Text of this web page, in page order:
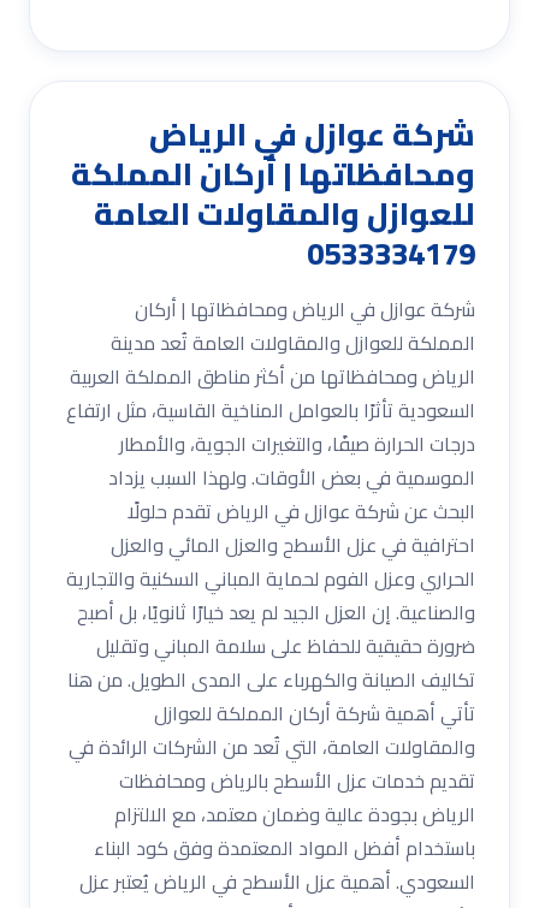
شركة عوازل في الرياض
ومحافظاتها | أركان المملكة
للعوازل والمقاولات العامة
0533334179
شركة عوازل في الرياض ومحافظاتها | أركان
المملكة للعوازل والمقاولات العامة تُعد مدينة
الرياض ومحافظاتها من أكثر مناطق المملكة العربية
السعودية تأثرًا بالعوامل المناخية القاسية، مثل ارتفاع
درجات الحرارة صيفًا، والتغيرات الجوية، والأمطار
الموسمية في بعض الأوقات. ولهذا السبب يزداد
البحث عن شركة عوازل في الرياض تقدم حلولًا
احترافية في عزل الأسطح والعزل المائي والعزل
الحراري وعزل الفوم لحماية المباني السكنية والتجارية
والصناعية. إن العزل الجيد لم يعد خيارًا ثانويًا، بل أصبح
ضرورة حقيقية للحفاظ على سلامة المباني وتقليل
تكاليف الصيانة والكهرباء على المدى الطويل. من هنا
تأتي أهمية شركة أركان المملكة للعوازل
والمقاولات العامة، التي تُعد من الشركات الرائدة في
تقديم خدمات عزل الأسطح بالرياض ومحافظات
الرياض بجودة عالية وضمان معتمد، مع الالتزام
باستخدام أفضل المواد المعتمدة وفق كود البناء
السعودي. أهمية عزل الأسطح في الرياض يُعتبر عزل